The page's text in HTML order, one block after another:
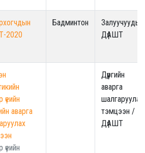
2020
Бадминтон
Залуучуудын
ДүАШТ
үеийн
аварга
үеийн
Дүүргийн
аварга
шалгаруулах
тэмцээн /
ДүАШТ